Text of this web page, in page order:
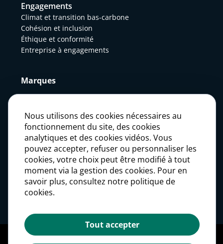
Engagements
Climat et transition bas-carbone
Cohésion et inclusion
Éthique et conformité
Entreprise à engagements
Marques
Actualités
Presse
Carrières
Mentions légales
Nous utilisons des cookies nécessaires au
fonctionnement du site, des cookies
analytiques et des cookies vidéos. Vous
pouvez accepter, refuser ou personnaliser les
cookies, votre choix peut être modifié à tout
moment via la gestion des cookies. Pour en
savoir plus, consultez notre politique de
cookies.
Tout accepter